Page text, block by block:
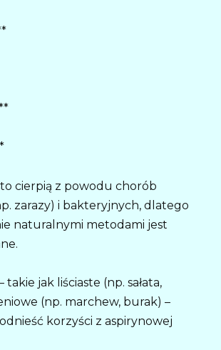
cierpią z powodu chorób
zarazy) i bakteryjnych, dlatego
naturalnymi metodami jest
jak liściaste (np. sałata,
(np. marchew, burak) –
korzyści z aspirynowej